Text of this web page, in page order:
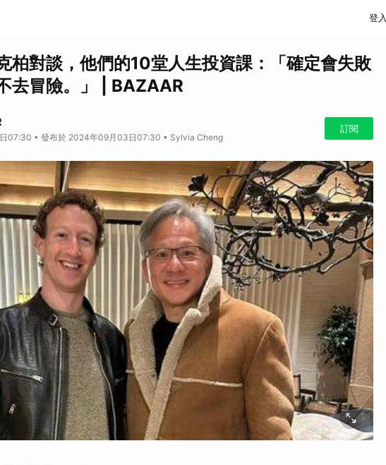
登入
柏對談，他們的10堂人生投資課：「確定會失敗
去冒險。」 | BAZAAR
07:30 • 發布於 2024年09月03日07:30 • Sylvia Cheng
訂閱